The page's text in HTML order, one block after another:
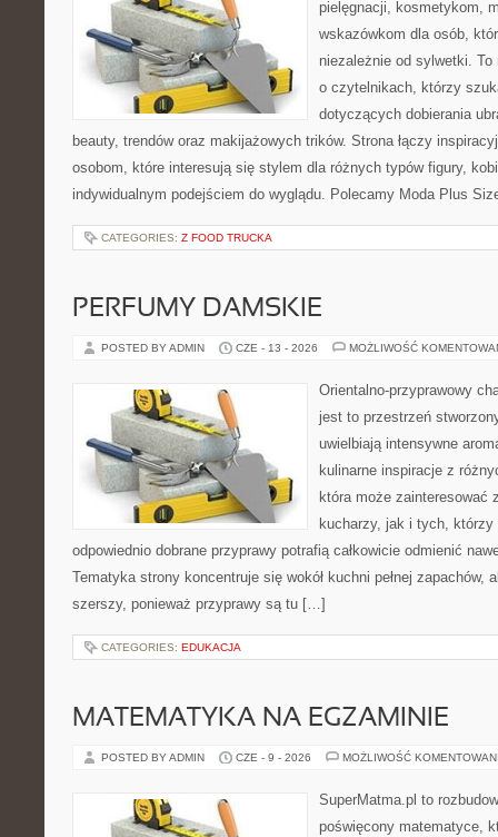
pielęgnacji, kosmetykom,
wskazówkom dla osób,
niezależnie od sylwetki.
o czytelnikach, którzy
dotyczących dobierania
beauty, trendów oraz makijażowych trików. Strona łączy
osobom, które interesują się stylem dla różnych typów figury,
indywidualnym podejściem do wyglądu. Polecamy Moda Plus
CATEGORIES: Z FOOD TRUCKA
PERFUMY DAMSKIE
POSTED BY ADMIN CZE - 13 - 2026 MOŻLIWOŚĆ
Orientalno-przyprawowy
jest to przestrzeń
uwielbiają intensywne
kulinarne inspiracje z
która może zainteresować
kucharzy, jak i tych, którzy
odpowiednio dobrane przyprawy potrafią całkowicie odmienić
Tematyka strony koncentruje się wokół kuchni pełnej zapachów,
szerszy, ponieważ przyprawy są tu […]
CATEGORIES: EDUKACJA
MATEMATYKA NA EGZAMINIE
POSTED BY ADMIN CZE - 9 - 2026 MOŻLIWOŚĆ
SuperMatma.pl to
poświęcony matematyce,